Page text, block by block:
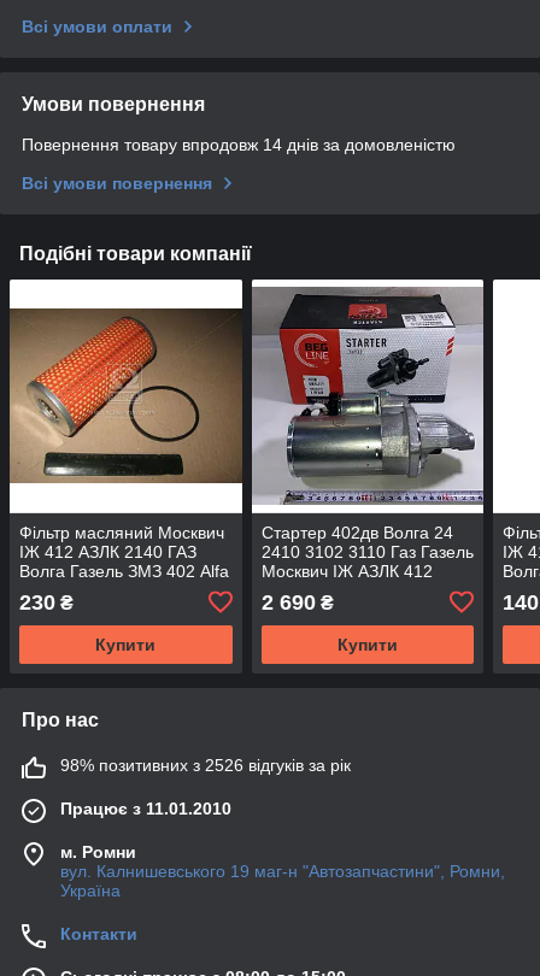
Всі умови оплати
Умови повернення
Повернення товару впродовж 14 днів за домовленістю
Всі умови повернення
Подібні товари компанії
Фільтр масляний Москвич
ІЖ 412 АЗЛК 2140 ГАЗ
Волга Газель ЗМЗ 402 Alfa
Romeo Альфа Ромео WIX
Filters
230 ₴
Купити
Стартер 402дв Волга 24
2410 3102 3110 Газ Газель
Москвич ІЖ АЗЛК 412
2 690₴
Купити
ІЖ
140
Про нас
98% позитивних з 2526 відгуків за рік
Працює з 11.01.2010
м. Ромни
вул. Калнишевського 19 маг-н "Автозапчастини", Ромни,
Україна
Контакти